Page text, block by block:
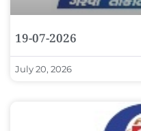
19-07-2026
July 20, 2026